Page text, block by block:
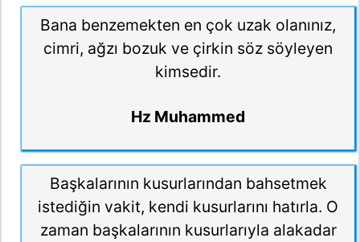
Bana benzemekten en çok uzak olanınız,
cimri, ağzı bozuk ve çirkin söz söyleyen
kimsedir.
Hz Muhammed
Başkalarının kusurlarından bahsetmek
istediğin vakit, kendi kusurlarını hatırla. O
zaman başkalarının kusurlarıyla alakadar